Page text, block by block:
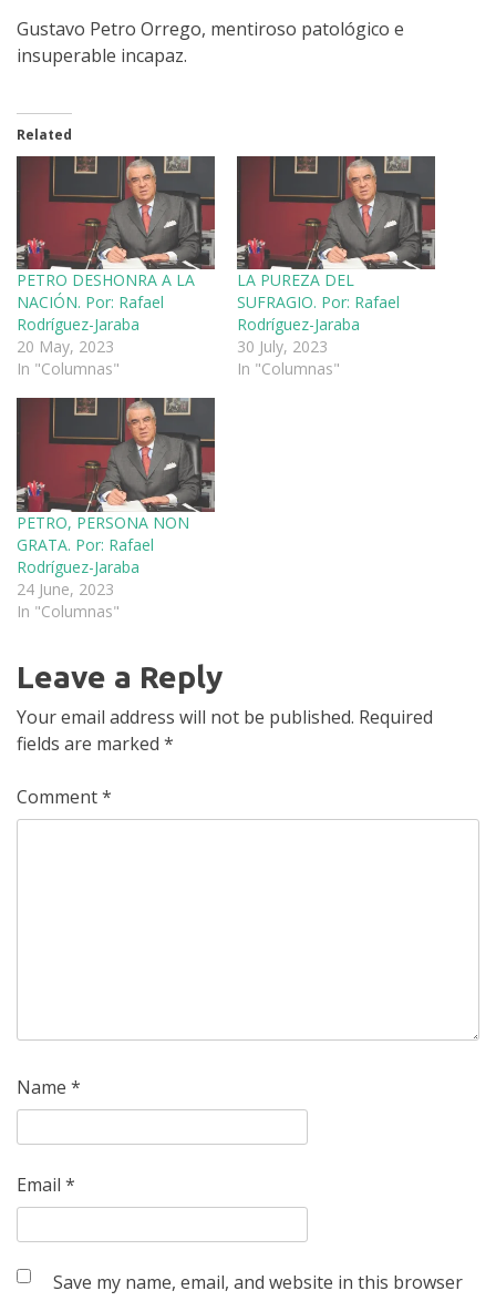
Gustavo Petro Orrego, mentiroso patológico e
insuperable incapaz.
Related
PETRO DESHONRA A LA
NACIÓN. Por: Rafael
Rodríguez-Jaraba
20 May, 2023
In "Columnas"
LA PUREZA DEL
SUFRAGIO. Por: Rafael
Rodríguez-Jaraba
30 July, 2023
In "Columnas"
PETRO, PERSONA NON
GRATA. Por: Rafael
Rodríguez-Jaraba
24 June, 2023
In "Columnas"
Leave a Reply
Your email address will not be published. Required
fields are marked *
Comment*
Name *
Email *
Save my name, email, and website in this browser